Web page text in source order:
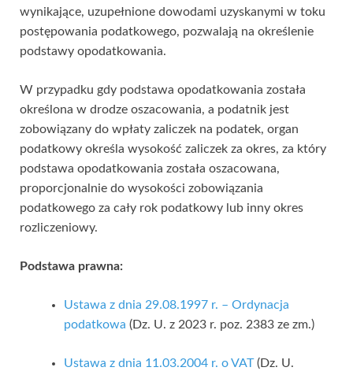
wynikające, uzupełnione dowodami uzyskanymi w toku
postępowania podatkowego, pozwalają na określenie
podstawy opodatkowania.
W przypadku gdy podstawa opodatkowania została
określona w drodze oszacowania, a podatnik jest
zobowiązany do wpłaty zaliczek na podatek, organ
podatkowy określa wysokość zaliczek za okres, za który
podstawa opodatkowania została oszacowana,
proporcjonalnie do wysokości zobowiązania
podatkowego za cały rok podatkowy lub inny okres
rozliczeniowy.
Podstawa prawna:
Ustawa z dnia 29.08.1997 r. – Ordynacja
podatkowa (Dz. U. z 2023 r. poz. 2383 ze zm.)
Ustawa z dnia 11.03.2004 r. o VAT(Dz. U.